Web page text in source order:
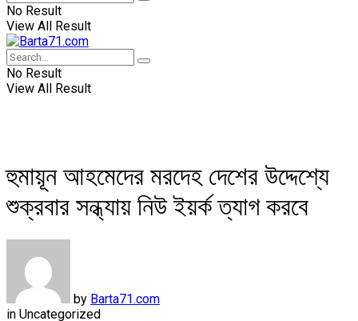
No Result
View All Result
No Result
View All Result
হুমায়ূন আহমেদের মরদেহ দেশের উদ্দেশ্যে
শুক্রবার সন্ধ্যায় নিউ ইয়র্ক ত্যাগ করবে
by Barta71.com
in Uncategorized